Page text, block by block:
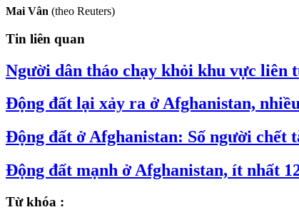
Mai Vân (theo Reuters)
Tin liên quan
Người dân tháo chạy khỏi khu vực liên
Động đất lại xảy ra ở Afghanistan,
Động đất ở Afghanistan: Số người chết
Động đất mạnh ở Afghanistan, ít nhất
Từ khóa :